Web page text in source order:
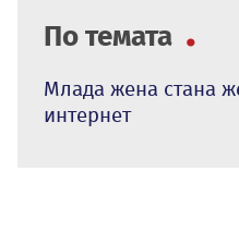
По темата
Млада жена стана
интернет